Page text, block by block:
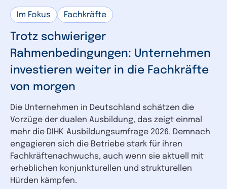
Im Fokus Fachkräfte
Trotz schwieriger
Rahmenbedingungen: Unternehmen
investieren weiter in die Fachkräfte
von morgen
Die Unternehmen in Deutschland schätzen die
Vorzüge der dualen Ausbildung, das zeigt einmal
mehr die DIHK-Ausbildungsumfrage 2026. Demnach
engagieren sich die Betriebe stark für ihren
Fachkräftenachwuchs, auch wenn sie aktuell mit
erheblichen konjunkturellen und strukturellen
Hürden kämpfen.